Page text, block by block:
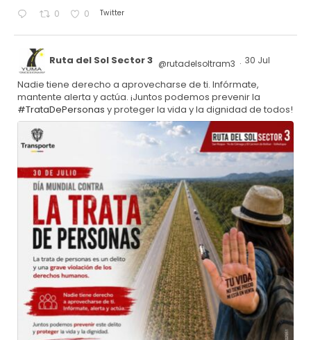
0 0 Twitter
Ruta del Sol Sector 3 @rutadelsoltram3 · 30 Jul
Nadie tiene derecho a aprovecharse de ti. Infórmate,
mantente alerta y actúa. ¡Juntos podemos prevenir la
#TrataDePersonas y proteger la vida y la dignidad de todos!